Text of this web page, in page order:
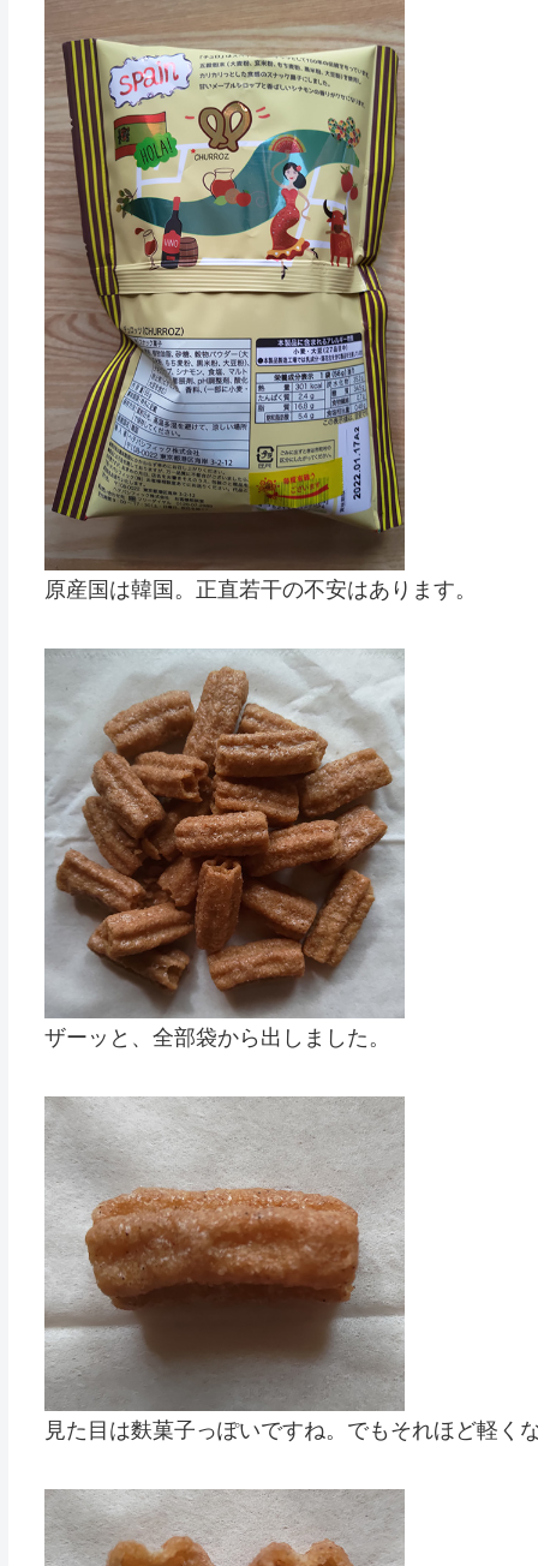
原産国は韓国。正直若干の不安はあります。
ザーッと、全部袋から出しました。
見た目は麩菓子っぽいですね。でもそれほど軽くな